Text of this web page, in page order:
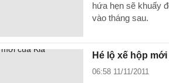
hứa hẹn sẽ khuấy
vào tháng sau.
Hé lộ xế hộp
06:58 11/11/2011